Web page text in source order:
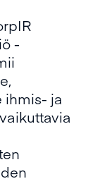
-
ja